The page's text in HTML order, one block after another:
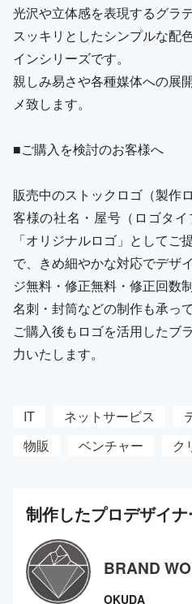
光沢や立体感を表現するグラ
スッキリとしたシンプルな配
インシリーズです。
親しみ易さや各種媒体への展
メ致します。
■ご購入を検討のお客様へ
販売中のストックロゴ（製作
客様の社名・屋号（ロゴタ
「オリジナルロゴ」として
で、きめ細やかな対応でデザ
ジ無料・修正無料・修正回数
名刺・封筒などの制作も承っ
ご購入後もロゴを活用したブ
力いたします。
IT ネットサービス
物販
ベンチャー ク
制作したプロデザイナ
BRAND
OKUDA